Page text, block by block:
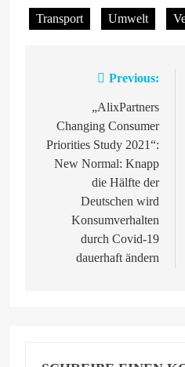
Transport Umwelt
Previous:
„AlixPartners
Changing Consumer
Priorities Study 2021“:
New Normal: Knapp
die Hälfte der
Deutschen wird
Konsumverhalten
durch Covid-19
dauerhaft ändern